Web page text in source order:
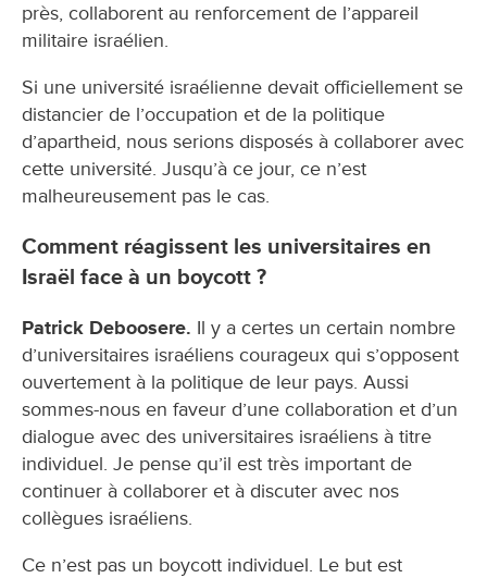
près, collaborent au renforcement de l’appareil
militaire israélien.
Si une université israélienne devait officiellement se
distancier de l’occupation et de la politique
d’apartheid, nous serions disposés à collaborer avec
cette université. Jusqu’à ce jour, ce n’est
malheureusement pas le cas.
Comment réagissent les universitaires en
Israël face à un boycott ?
Patrick Deboosere. Il y a certes un certain nombre
d’universitaires israéliens courageux qui s’opposent
ouvertement à la politique de leur pays. Aussi
sommes-nous en faveur d’une collaboration et d’un
dialogue avec des universitaires israéliens à titre
individuel. Je pense qu’il est très important de
continuer à collaborer et à discuter avec nos
collègues israéliens.
Ce n’est pas un boycott individuel. Le but est